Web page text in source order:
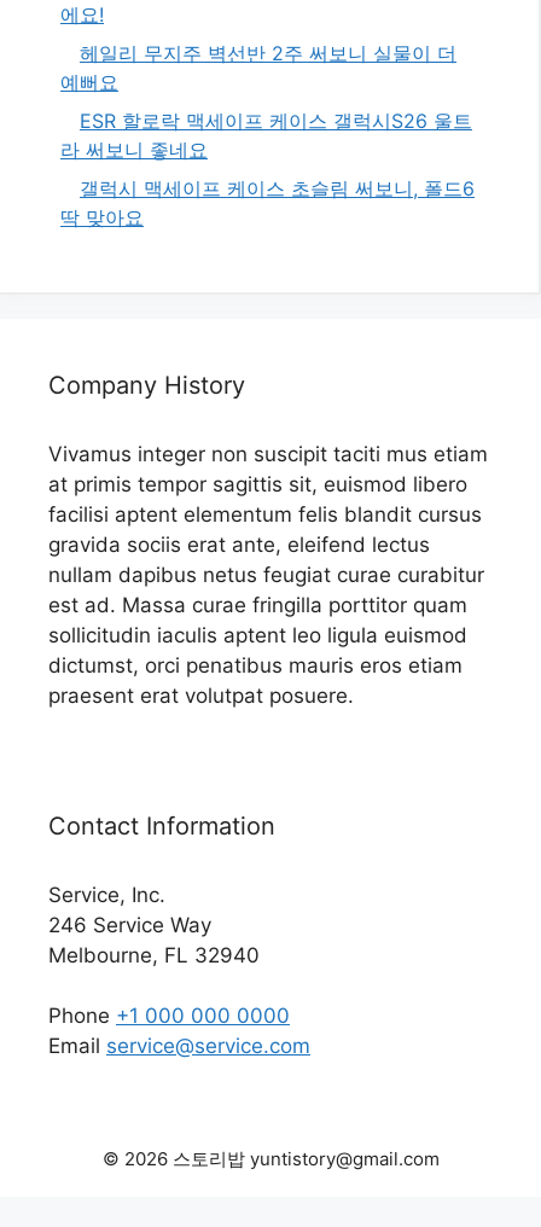
에요!
헤일리 무지주 벽선반 2주 써보니 실물이 더
예뻐요
ESR 할로락 맥세이프 케이스 갤럭시S26 울트
라 써보니 좋네요
갤럭시 맥세이프 케이스 초슬림 써보니, 폴드6
딱 맞아요
Company History
Vivamus integer non suscipit taciti mus etiam
at primis tempor sagittis sit, euismod libero
facilisi aptent elementum felis blandit cursus
gravida sociis erat ante, eleifend lectus
nullam dapibus netus feugiat curae curabitur
est ad. Massa curae fringilla porttitor quam
sollicitudin iaculis aptent leo ligula euismod
dictumst, orci penatibus mauris eros etiam
praesent erat volutpat posuere.
Contact Information
Service, Inc.
246 Service Way
Melbourne, FL 32940
Phone +1 000 000 0000
Email service@service.com
© 2026 스토리밥 yuntistory@gmail.com